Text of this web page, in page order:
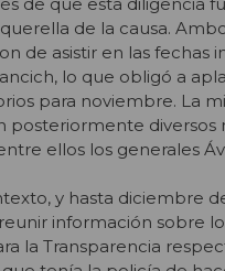
de la causa.
de asistir en las fechas
lo que obligó a
para noviembre. La
posteriormente diversos
ellos los generales
y hasta diciembre
información sobre
la Transparencia